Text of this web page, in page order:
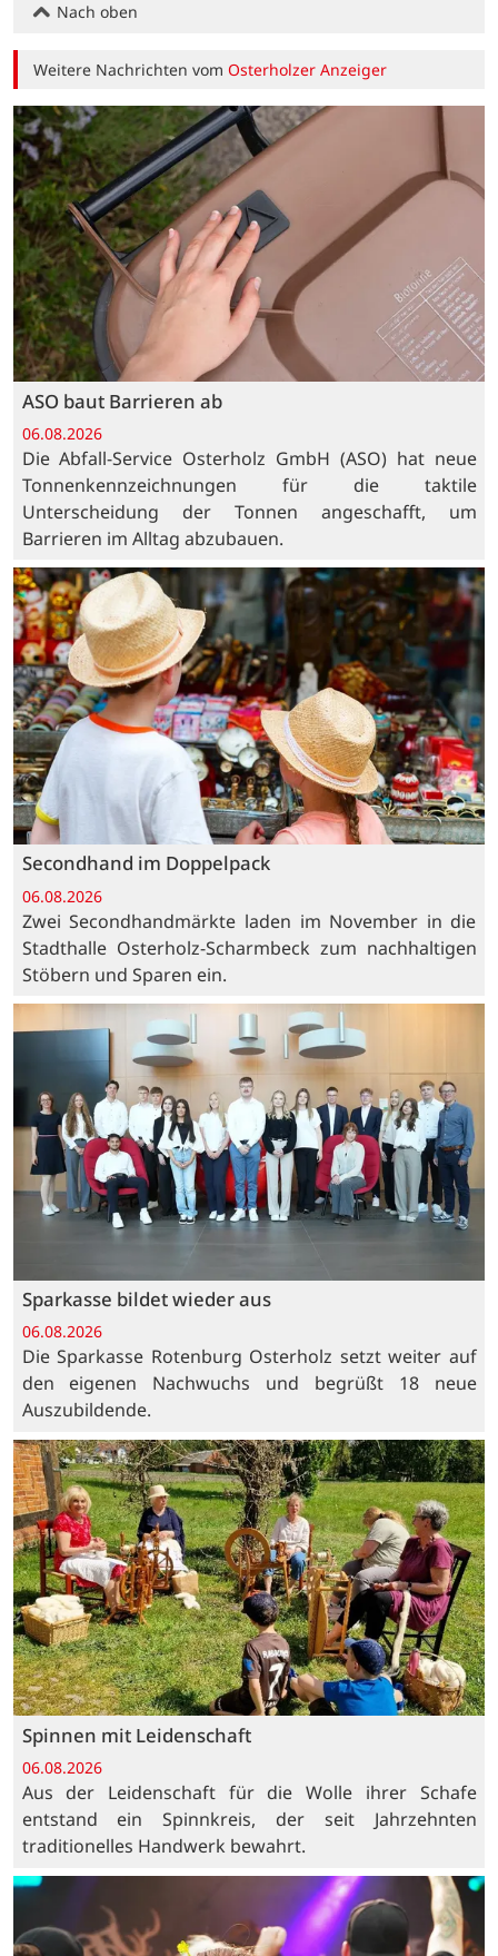
Nach oben
Weitere Nachrichten vomOsterholzer Anzeiger
ASO baut Barrieren ab
06.08.2026
Die Abfall-Service Osterholz GmbH (ASO) hat neue
Tonnenkennzeichnungen für die taktile
Unterscheidung der Tonnen angeschafft, um
Barrieren im Alltag abzubauen.
Secondhand im Doppelpack
06.08.2026
Zwei Secondhandmärkte laden im November in die
Stadthalle Osterholz-Scharmbeck zum nachhaltigen
Stöbern und Sparen ein.
Sparkasse bildet wieder aus
06.08.2026
Die Sparkasse Rotenburg Osterholz setzt weiter auf
den eigenen Nachwuchs und begrüßt 18 neue
Auszubildende.
Spinnen mit Leidenschaft
06.08.2026
Aus der Leidenschaft für die Wolle ihrer Schafe
entstand ein Spinnkreis, der seit Jahrzehnten
traditionelles Handwerk bewahrt.